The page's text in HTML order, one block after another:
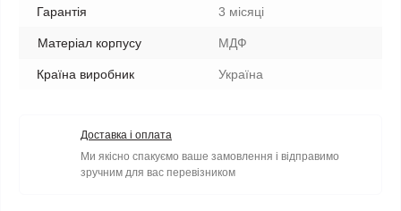
Гарантія 3 місяці
Матеріал корпусу МДФ
Країна виробник Україна
Доставка і оплата
Ми якісно спакуємо ваше замовлення і відправимо
зручним для вас перевізником